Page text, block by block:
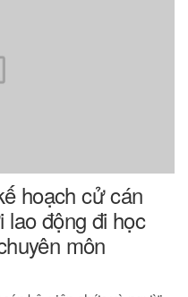
hoạch cử cán
động đi học
môn